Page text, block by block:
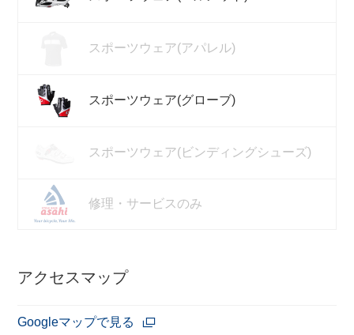
スポーツウェア(アパレル)
スポーツウェア(グローブ)
スポーツウェア(ビンディングシューズ)
修理・サービスのみ
アクセスマップ
Googleマップで見る